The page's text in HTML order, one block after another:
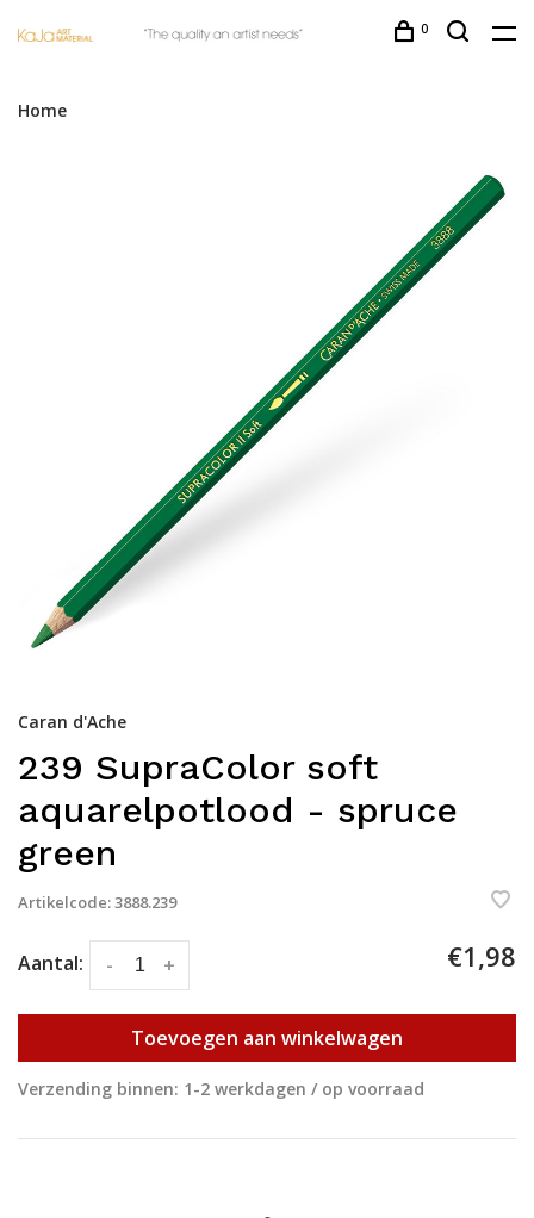
0
Home
Caran d'Ache
239 SupraColor soft
aquarelpotlood - spruce
green
Artikelcode:3888.239
Aantal: +
- €1,98
Toevoegen aan winkelwagen
Verzending binnen: 1-2 werkdagen / op voorraad